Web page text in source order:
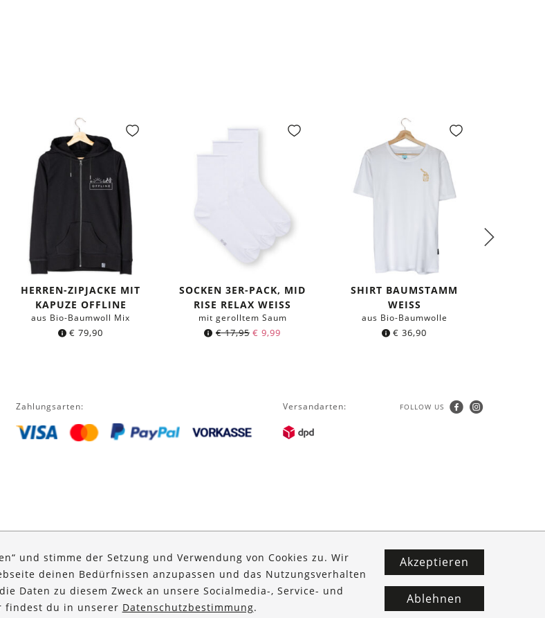
HERREN-ZIPJACKE MIT
KAPUZE OFFLINE
aus Bio-Baumwoll Mix
€ 79,90
SOCKEN 3ER-PACK, MID
RISE RELAX WEISS
mit gerolltem Saum
€17,95 € 9,99
SHIRT BAUMSTAMM
WEISS
aus Bio-Baumwolle
€ 36,90
Zahlungsarten: Versandarten: FOLLOW US
und stimme der Setzung und Verwendung von Cookies zu. Wir
deinen Bedürfnissen anzupassen und das Nutzungsverhalten
Daten zu diesem Zweck an unsere Socialmedia-, Service- und
findest du in unserer Datenschutzbestimmung.
Akzeptieren
Ablehnen